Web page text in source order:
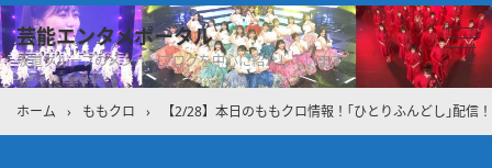
芸能エンタメポータル
坂道グループのメンバーブログを中心に紹介しています
ホーム › ももクロ › 【2/28】本日のももクロ情報！｢ひとりふんどし｣配